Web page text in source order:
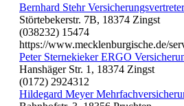
Bernhard Stehr Versicherungsvertreter
Störtebekerstr. 7B, 18374 Zingst
(038232) 15474
https://www.mecklenburgische.de/
Peter Sternekieker ERGO
Hanshäger Str. 1, 18374 Zingst
(0172) 2924312
Hildegard Meyer